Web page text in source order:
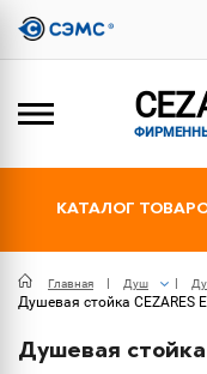
КАТАЛОГ
Главная Душ
Душевая стойка CEZARES
Душевая стойка